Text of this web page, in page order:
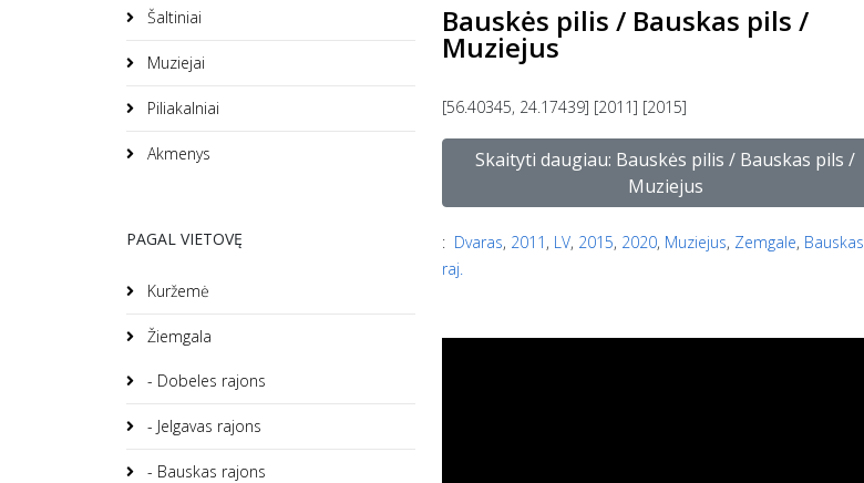
Šaltiniai
Muziejai
Piliakalniai
Akmenys
PAGAL VIETOVĘ
Kuržemė
Žiemgala
- Dobeles rajons
- Jelgavas rajons
- Bauskas rajons
Bauskės pilis / Bauskas pils /
Muziejus
[56.40345, 24.17439] [2011] [2015]
Skaityti daugiau: Bauskės pilis / Bauskas pils /
Muziejus
: Dvaras, 2011 , LV, 2015, 2020, Muziejus, Zemgale, Bauskas
raj.